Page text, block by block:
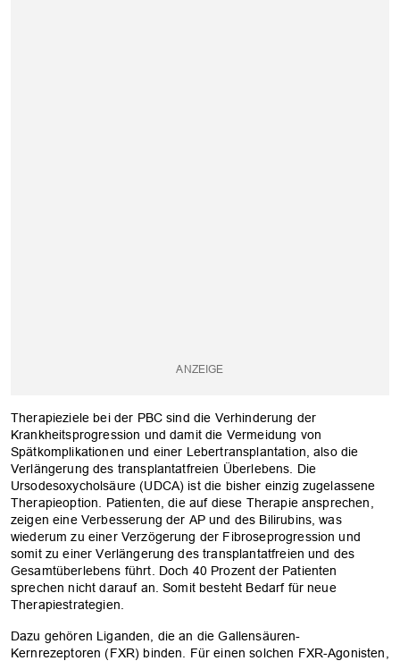
Therapieziele bei der PBC sind die Verhinderung der
Krankheitsprogression und damit die Vermeidung von
Spätkomplikationen und einer Lebertransplantation, also die
Verlängerung des transplantatfreien Überlebens. Die
Ursodesoxycholsäure (UDCA) ist die bisher einzig zugelassene
Therapieoption. Patienten, die auf diese Therapie ansprechen,
zeigen eine Verbesserung der AP und des Bilirubins, was
wiederum zu einer Verzögerung der Fibroseprogression und
somit zu einer Verlängerung des transplantatfreien und des
Gesamtüberlebens führt. Doch 40 Prozent der Patienten
sprechen nicht darauf an. Somit besteht Bedarf für neue
Therapiestrategien.
Dazu gehören Liganden, die an die Gallensäuren-
Kernrezeptoren (FXR) binden. Für einen solchen FXR-Agonisten,